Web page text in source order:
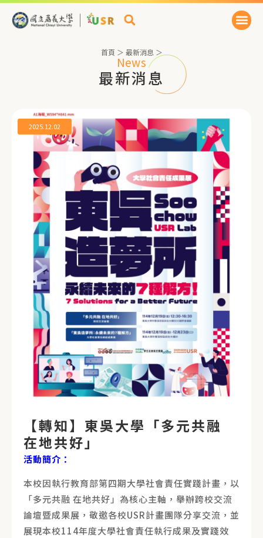
News
最新消息
首頁 ＞ 最新消息 ＞
2025.12.02
【轉知】東吳大學「多元共融
在地共好」
活動簡介：
本校因執行教育部第四期大學社會責任實踐計畫，以
「多元共融 在地共好」為核心主軸，舉辦跨校交流
論壇暨成果展，敬邀各校USR計畫團隊分享交流，並
展現本校114年度大學社會責任執行成果及實踐效